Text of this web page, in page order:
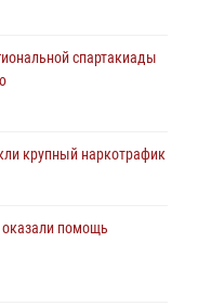
спартакиады
крупный наркотрафик
оказали помощь